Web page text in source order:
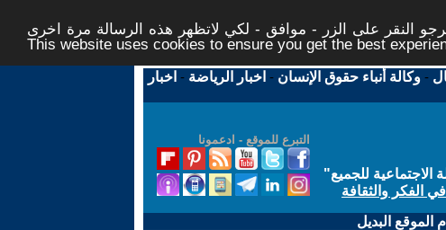
النقر على الزر - موافق - لكي لاتظهر هذه الرسالة مرة اخرى -
This website uses cookies to ensure you get the best
-وكالة أنباء حقوق الإنسان - اخبار الرياضة - اخبار
التبرع للموقع - ادعمونا
للجميع"
الفكر والثقافة
الموقع البديل